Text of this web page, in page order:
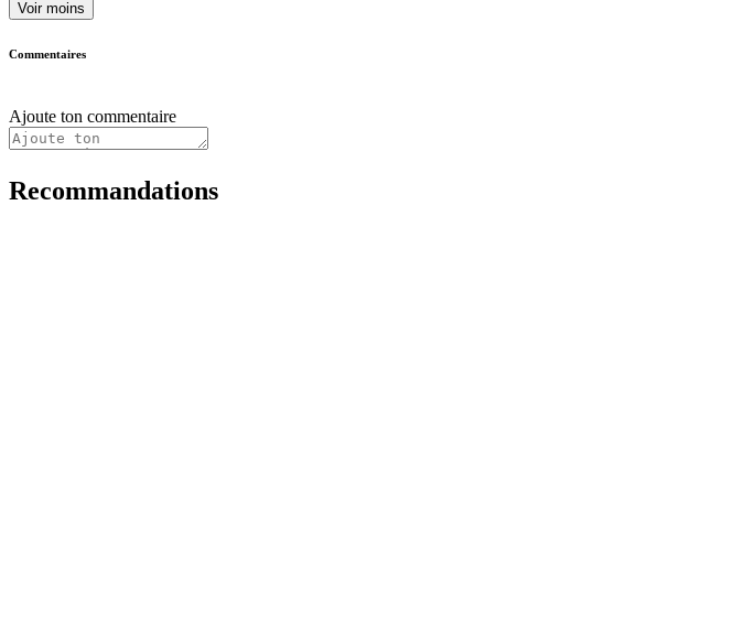
Voir moins
Commentaires
Ajoute ton commentaire
Recommandations